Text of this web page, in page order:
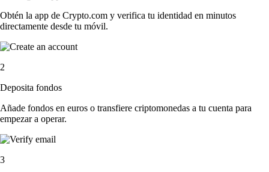
Obtén la app de Crypto.com y verifica tu identidad en minutos
directamente desde tu móvil.
2
Deposita fondos
Añade fondos en euros o transfiere criptomonedas a tu cuenta para
empezar a operar.
3